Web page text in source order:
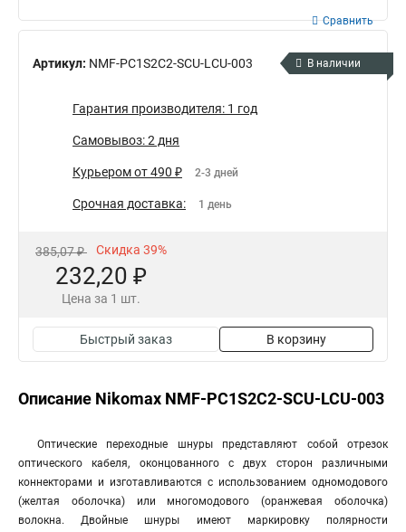
Артикул: NMF-PC1S2C2-SCU-LCU-003
Сравнить
В наличии
Гарантия производителя: 1 год
Самовывоз: 2 дня
Курьером от 490 ₽ 2-3 дней
Срочная доставка: 1 день
385,07 ₽ Скидка 39%
232,20 ₽
Цена за 1 шт.
Быстрый заказ В корзину
Описание Nikomax NMF-PC1S2C2-SCU-LCU-003
Оптические переходные шнуры представляют собой отрезок
оптического кабеля, оконцованного с двух сторон различными
коннекторами и изготавливаются с использованием одномодового
(желтая оболочка) или многомодового (оранжевая оболочка)
волокна. Двойные шнуры имеют маркировку полярности